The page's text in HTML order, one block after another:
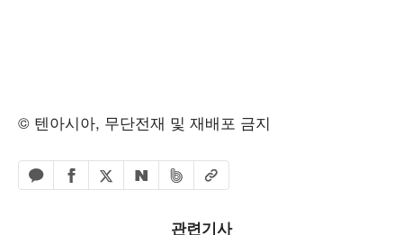
© 텐아시아, 무단전재 및 재배포 금지
카카오톡 공유하기
페이스북 공유하기
엑스 공유하기
네이버 공유하기
밴드 공유하기
URL복사
관련기사